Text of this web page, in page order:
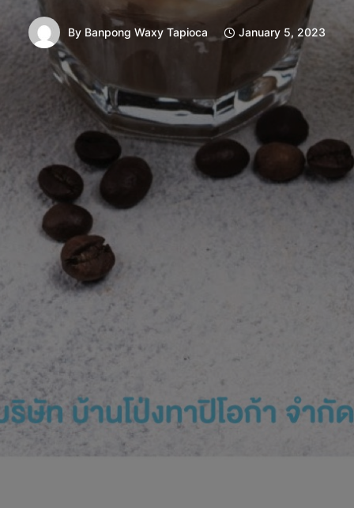
By Banpong Waxy Tapioca January 5, 2023